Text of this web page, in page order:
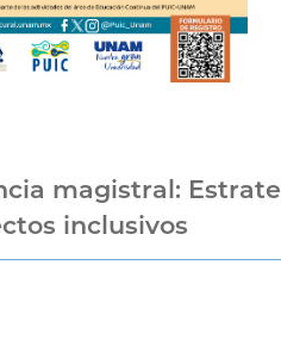
magistral:
inclusivos